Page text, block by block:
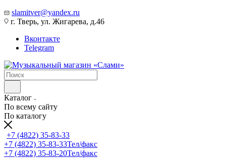
slamitver@yandex.ru
г. Тверь, ул. Жигарева, д.46
Вконтакте
Telegram
Каталог
По всему сайту
По каталогу
+7 (4822) 35-83-33
+7 (4822) 35-83-33Тел/факс
+7 (4822) 35-83-20Тел/факс